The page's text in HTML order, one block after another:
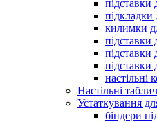
підставки
підкладки
килимки
підставки
підставки
підставки
настільні
Настільні
Устаткування
біндери